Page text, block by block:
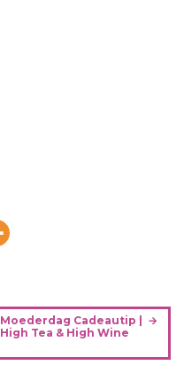
Moederdag Cadeautip |
High Tea & High Wine